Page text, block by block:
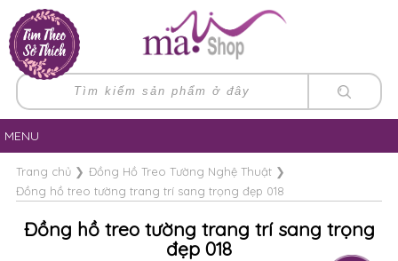
MENU
Trang chủ❯ Đồng Hồ Treo Tường Nghệ Thuật❯
Đồng hồ treo tường trang trí sang trọng đẹp 018
Đồng hồ treo tường trang trí sang trọng
đẹp 018